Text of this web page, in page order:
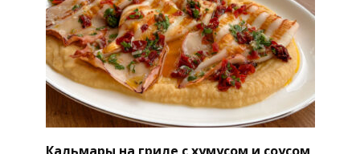
Кальмары на гриле с хумусом и соусом